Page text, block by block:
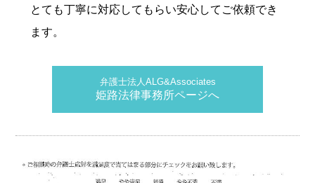
とても丁寧に対応してもらい安心してご依頼でき
ます。
弁護士法人ALG&Associates
姫路法律事務所ページへ